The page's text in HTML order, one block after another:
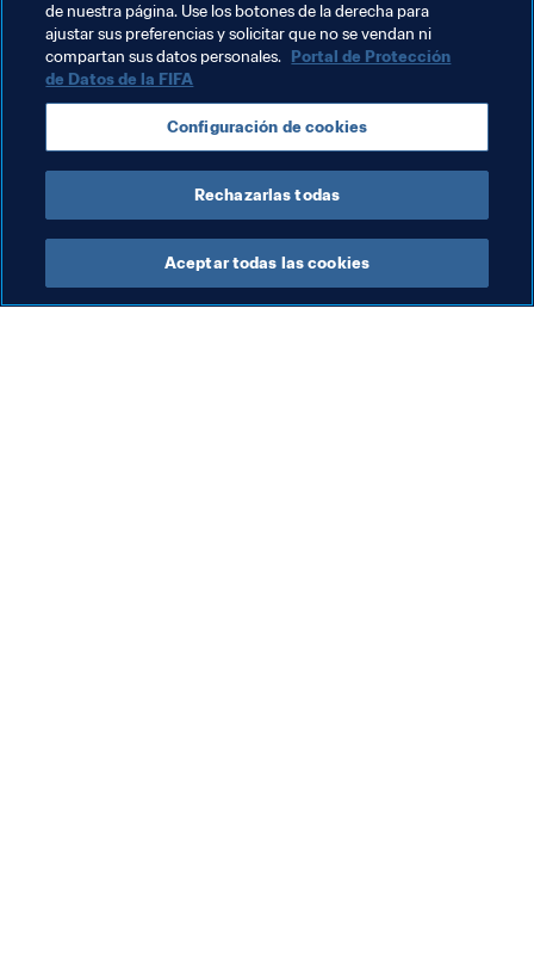
Los Bleus, que siguen invictos en la competición, no
dejan de sorprender desvelando en cada choque un
arsenal tan completo como variado que quizás vuelva a
dar el golpe en el último encuentro, el más importante
de nuestra página. Use los botones de la derecha para
ajustar sus preferencias y solicitar que no se vendan ni
compartan sus datos personales. Portal de Protección
de Datos de la FIFA
Configuración de cookies
Rechazarlas todas
Aceptar todas las cookies